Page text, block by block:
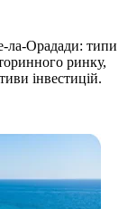
ла-Орадади: типи
ринку,
інвестицій.